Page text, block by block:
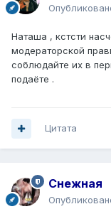
Наташа , кстсти
модераторской
соблюдайте их в
подаёте .
Цитата
Снежная